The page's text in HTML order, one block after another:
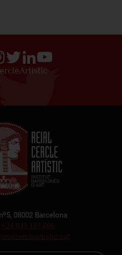
08002 Barcelona
+34 933 187 866